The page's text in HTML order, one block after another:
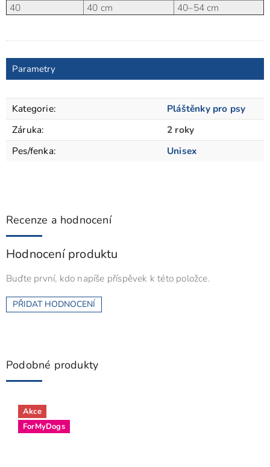
40
40 cm 40–54 cm
Parametry
Kategorie:
Pláštěnky pro psy
Záruka:
2 roky
Pes/fenka: Unisex
Recenze a hodnocení
Hodnocení produktu
Buďte první, kdo napíše příspěvek k této položce.
PŘIDAT HODNOCENÍ
Podobné produkty
Akce
ForMyDogs